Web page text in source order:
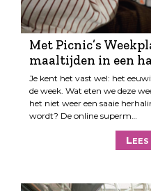
Met Picnic’s
maaltijden in een
Je kent het vast wel: het
de week. Wat eten we deze
het niet weer een saaie
wordt? De online superm…